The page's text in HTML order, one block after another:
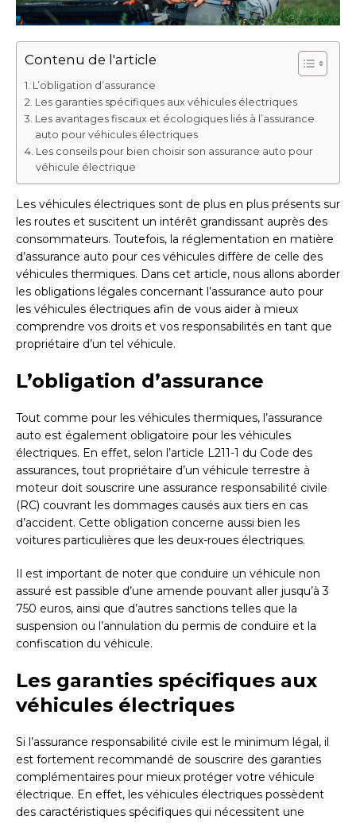
Contenu de l'article
L’obligation d’assurance
Les garanties spécifiques aux véhicules électriques
Les avantages fiscaux et écologiques liés à l’assurance
auto pour véhicules électriques
Les conseils pour bien choisir son assurance auto pour
véhicule électrique
Les véhicules électriques sont de plus en plus présents sur
les routes et suscitent un intérêt grandissant auprès des
consommateurs. Toutefois, la réglementation en matière
d’assurance auto pour ces véhicules diffère de celle des
véhicules thermiques. Dans cet article, nous allons aborder
les obligations légales concernant l’assurance auto pour
les véhicules électriques afin de vous aider à mieux
comprendre vos droits et vos responsabilités en tant que
propriétaire d’un tel véhicule.
L’obligation d’assurance
Tout comme pour les véhicules thermiques, l’assurance
auto est également obligatoire pour les véhicules
électriques. En effet, selon l’article L211-1 du Code des
assurances, tout propriétaire d’un véhicule terrestre à
moteur doit souscrire une assurance responsabilité civile
(RC) couvrant les dommages causés aux tiers en cas
d’accident. Cette obligation concerne aussi bien les
voitures particulières que les deux-roues électriques.
Il est important de noter que conduire un véhicule non
assuré est passible d’une amende pouvant aller jusqu’à 3
750 euros, ainsi que d’autres sanctions telles que la
suspension ou l’annulation du permis de conduire et la
confiscation du véhicule.
Les garanties spécifiques aux
véhicules électriques
Si l’assurance responsabilité civile est le minimum légal, il
est fortement recommandé de souscrire des garanties
complémentaires pour mieux protéger votre véhicule
électrique. En effet, les véhicules électriques possèdent
des caractéristiques spécifiques qui nécessitent une